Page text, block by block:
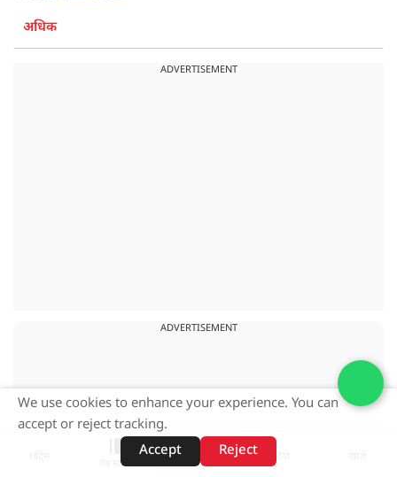
अधिक
ADVERTISEMENT
ADVERTISEMENT
वेब स्टोरीज़
We use cookies to enhance your experience. You can
accept or reject tracking.
Accept
Reject